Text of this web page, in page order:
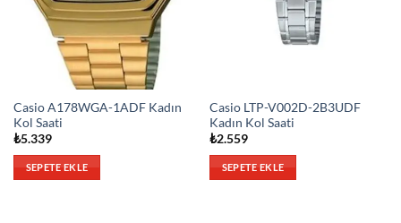
Casio A178WGA-1ADF Kadın
Kol Saati
₺5.339
SEPETE EKLE
Casio LTP-V002D-2B3UDF
Kadın Kol Saati
₺2.559
SEPETE EKLE